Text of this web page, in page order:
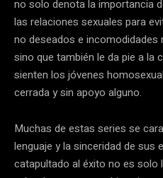
no solo denota la importancia
las relaciones sexuales para
no deseados e incomodidades
sino que también le da pie a la
sienten los jóvenes
cerrada y sin apoyo alguno.
Muchas de estas series se
lenguaje y la sinceridad de sus
catapultado al éxito no es solo